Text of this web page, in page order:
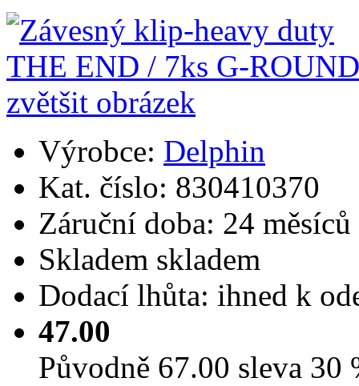
Výrobce: Delphin
Kat. číslo: 830410370
Záruční doba: 24 měsíců
Skladem skladem
Dodací lhůta: ihned k
47.00
Původně 67.00 sleva 30